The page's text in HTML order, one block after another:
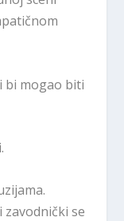
bi mogao biti
se